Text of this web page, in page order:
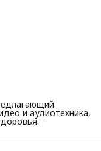
и аудиотехника,